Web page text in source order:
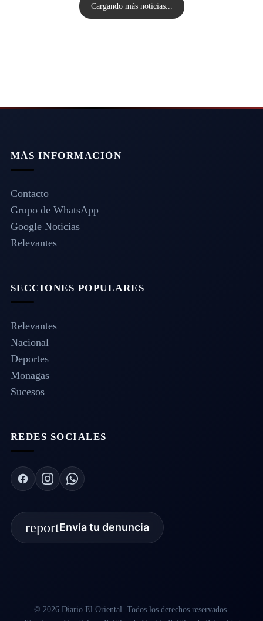
Cargando más noticias...
MÁS INFORMACIÓN
Contacto
Grupo de WhatsApp
Google Noticias
Relevantes
SECCIONES POPULARES
Relevantes
Nacional
Deportes
Monagas
Sucesos
REDES SOCIALES
reportEnvía tu denuncia
© 2026 Diario El Oriental. Todos los derechos reservados.